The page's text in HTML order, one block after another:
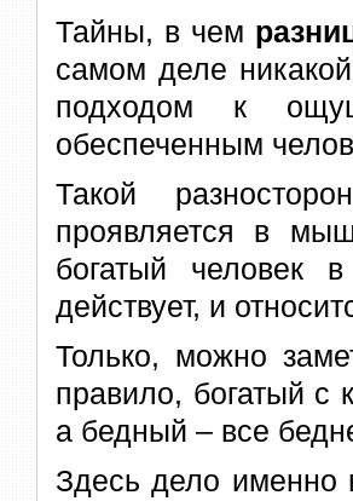
Тайны, в чем
самом деле
подходом к
обеспеченным
Такой
проявляется в
богатый человек
действует, и
Только, можно
правило, богатый с
а бедный – все
Здесь дело